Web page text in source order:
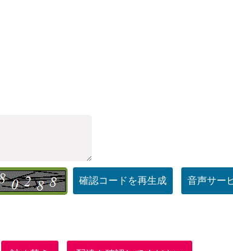
確認コードを再生成 音声サー